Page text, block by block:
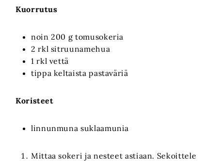
Kuorrutus
noin 200 g tomusokeria
2 rkl sitruunamehua
1 rkl vettä
tippa keltaista pastaväriä
Koristeet
linnunmuna suklaamunia
Mittaa sokeri ja nesteet astiaan. Sekoittele